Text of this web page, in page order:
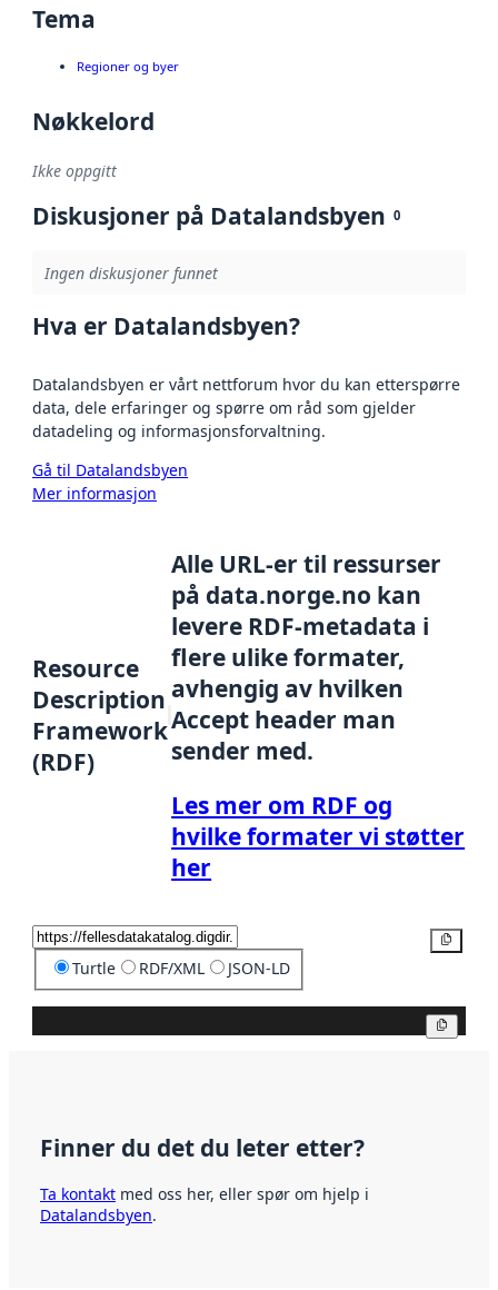
Tema
Regioner og byer
Nøkkelord
Ikke oppgitt
Diskusjoner på Datalandsbyen 0
Ingen diskusjoner funnet
Hva er Datalandsbyen?
Datalandsbyen er vårt nettforum hvor du kan etterspørre
data, dele erfaringer og spørre om råd som gjelder
datadeling og informasjonsforvaltning.
Gå til Datalandsbyen
Mer informasjon
Resource
Description
Framework
(RDF)
Alle URL-er til ressurser
på data.norge.no kan
levere RDF-metadata i
flere ulike formater,
avhengig av hvilken
Accept header man
sender med.
Les mer om RDF og
hvilke formater vi støtter
her
Turtle RDF/XML JSON-LD
Finner du det du leter etter?
Ta kontakt med oss her, eller spør om hjelp i
Datalandsbyen.